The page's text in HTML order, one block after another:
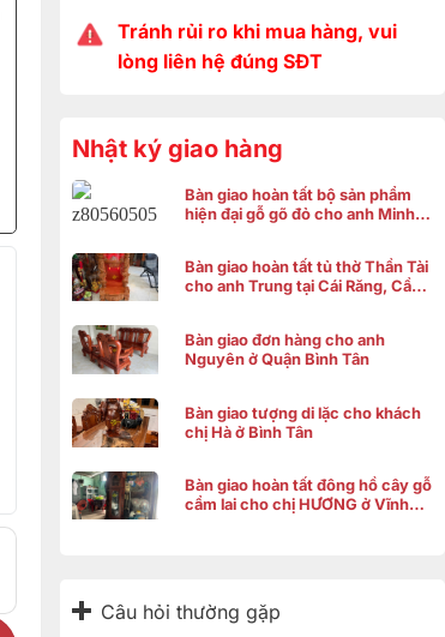
Tránh rủi ro khi mua hàng, vui
lòng liên hệ đúng SĐT
Nhật ký giao hàng
Bàn giao hoàn tất bộ sản phẩm
hiện đại gỗ gõ đỏ cho anh Minh ở
Bàn giao hoàn tất tủ thờ Thần Tài
cho anh Trung tại Cái Răng, Cần
Bàn giao đơn hàng cho anh
Nguyên ở Quận Bình Tân
Bàn giao tượng di lặc cho khách
chị Hà ở Bình Tân
Bàn giao hoàn tất đông hồ cây gỗ
cẩm lai cho chị HƯƠNG ở Vĩnh
Câu hỏi thường gặp